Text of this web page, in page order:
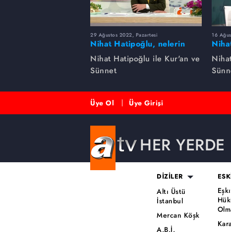
29 Ağustos 2022, Pazartesi
Nihat Hatipoğlu, nelerin
şirk olduğunu anlatıyor...
Nihat Hatipoğlu ile Kur'an ve
Sünnet
16
Üye Ol Üye Girişi
HER YERDE
DİZİLER
Altı Üstü
İstanbul
Mercan Köşk
A.B.İ.